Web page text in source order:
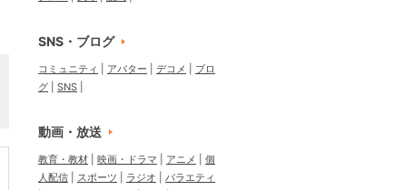
SNS・ブログ
コミュニティ アバター デコメ
ブロ
グ
SNS
動画・放送
教育・教材 映画・ドラマ アニメ
個
人配信
スポーツ ラジオ
バラエティ